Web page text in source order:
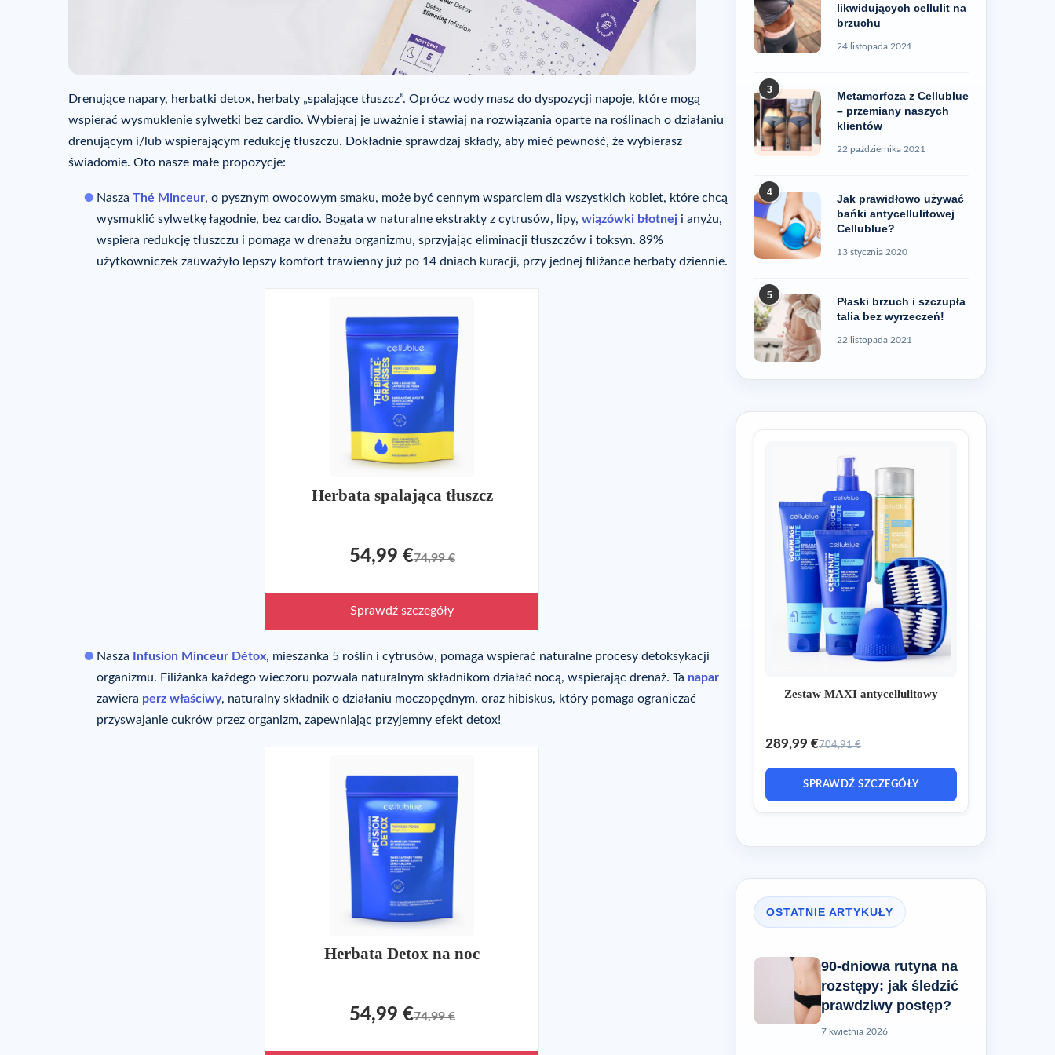
Drenujące napary, herbatki detox, herbaty „spalające tłuszcz”. Oprócz wody masz do dyspozycji napoje, które mogą
wspierać wysmuklenie sylwetki bez cardio. Wybieraj je uważnie i stawiaj na rozwiązania oparte na roślinach o działaniu
drenującym i/lub wspierającym redukcję tłuszczu. Dokładnie sprawdzaj składy, aby mieć pewność, że wybierasz
świadomie. Oto nasze małe propozycje:
Nasza Thé Minceur, o pysznym owocowym smaku, może być cennym wsparciem dla wszystkich kobiet, które chcą
wysmuklić sylwetkę łagodnie, bez cardio. Bogata w naturalne ekstrakty z cytrusów, lipy, wiązówki błotnej i anyżu,
wspiera redukcję tłuszczu i pomaga w drenażu organizmu, sprzyjając eliminacji tłuszczów i toksyn. 89%
użytkowniczek zauważyło lepszy komfort trawienny już po 14 dniach kuracji, przy jednej filiżance herbaty dziennie.
Herbata spalająca tłuszcz
54,99 €74,99 €
Sprawdź szczegóły
Nasza Infusion Minceur Détox, mieszanka 5 roślin i cytrusów, pomaga wspierać naturalne procesy detoksykacji
organizmu. Filiżanka każdego wieczoru pozwala naturalnym składnikom działać nocą, wspierając drenaż. Ta napar
zawiera perz właściwy, naturalny składnik o działaniu moczopędnym, oraz hibiskus, który pomaga ograniczać
przyswajanie cukrów przez organizm, zapewniając przyjemny efekt detox!
Herbata Detox na noc
54,99 €74,99 €
likwidujących cellulit na
brzuchu
24 listopada 2021
3
Metamorfoza z Cellublue
– przemiany naszych
klientów
22 października 2021
4
Jak prawidłowo używać
bańki antycellulitowej
Cellublue?
13 stycznia 2020
5
Płaski brzuch i szczupła
talia bez wyrzeczeń!
22 listopada 2021
Zestaw MAXI antycellulitowy
289,99 €704,91 €
SPRAWDŹ SZCZEGÓŁY
OSTATNIE ARTYKUŁY
90-dniowa rutyna na
rozstępy: jak śledzić
prawdziwy postęp?
7 kwietnia 2026